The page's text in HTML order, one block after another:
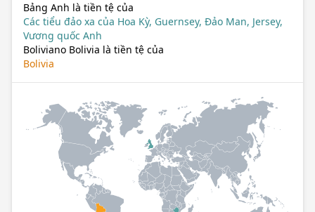
Bảng Anh là tiền tệ của
Các tiểu đảo xa của Hoa Kỳ, Guernsey, Đảo Man, Jersey,
Vương quốc Anh
Boliviano Bolivia là tiền tệ của
Bolivia